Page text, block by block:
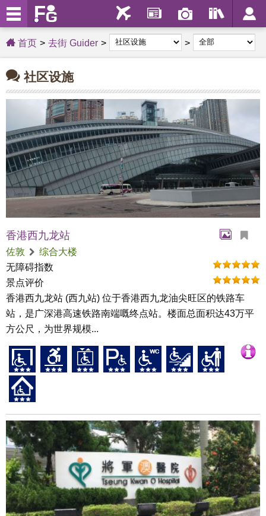
首页 去街 Guider
社区设施
香港西九龙站​
佐敦
综合大楼
无障碍指数
景点评价
香港西九龙站 (西九站) 位于香港西九龙油尖旺区的铁路车
站，是广深港高速铁路南端嘅终点站。楼面总面积达43万平
方公尺，为世界规模...